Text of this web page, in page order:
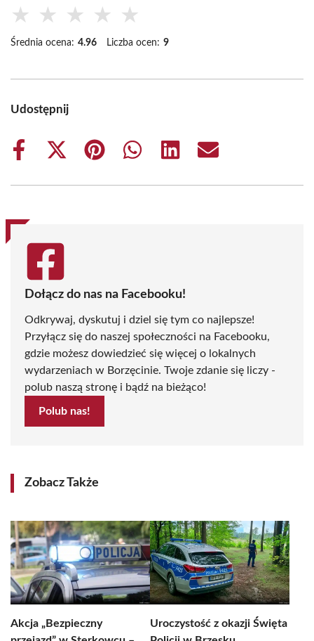
★ ★ ★ ★ ★
Średnia ocena: 4.96 Liczba ocen: 9
Udostępnij
Share
Share
(Twitter)
Share
Share
Share
Share
Dołącz do nas na Facebooku!
Odkrywaj, dyskutuj i dziel się tym co najlepsze!
Przyłącz się do naszej społeczności na Facebooku,
gdzie możesz dowiedzieć się więcej o lokalnych
wydarzeniach w Borzęcinie. Twoje zdanie się liczy -
polub naszą stronę i bądź na bieżąco!
Polub nas!
Zobacz Także
Akcja „Bezpieczny
Uroczystość z okazji Święta